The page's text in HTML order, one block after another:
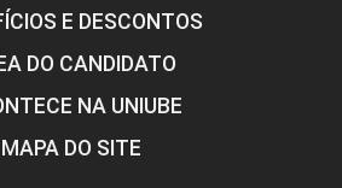
E DESCONTOS
DO CANDIDATO
NA UNIUBE
MAPA DO SITE